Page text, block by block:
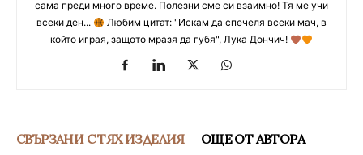
сама преди много време. Полезни сме си взаимно! Тя ме учи
всеки ден...
Любим цитат: "Искам да спечеля всеки мач, в
който играя, защото мразя да губя", Лука Дончич!
СВЪРЗАНИ С ТЯХ ИЗДЕЛИЯ ОЩЕ ОТ АВТОРА